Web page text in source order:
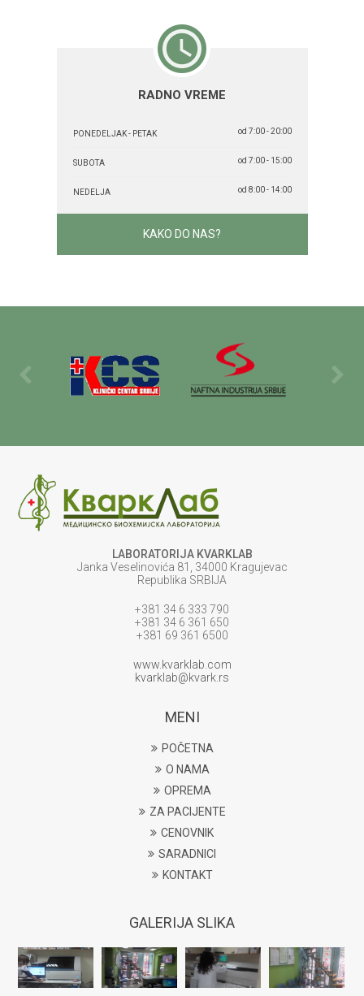
RADNO VREME
PONEDELJAK - PETAK od 7:00 - 20:00
SUBOTA od 7:00 - 15:00
NEDELJA od 8:00 - 14:00
KAKO DO NAS?
LABORATORIJA KVARKLAB
Janka Veselinovića 81, 34000 Kragujevac
Republika SRBIJA
+381 34 6 333 790
+381 34 6 361 650
+381 69 361 6500
www.kvarklab.com
kvarklab@kvark.rs
MENI
POČETNA
O NAMA
OPREMA
ZA PACIJENTE
CENOVNIK
SARADNICI
KONTAKT
GALERIJA SLIKA